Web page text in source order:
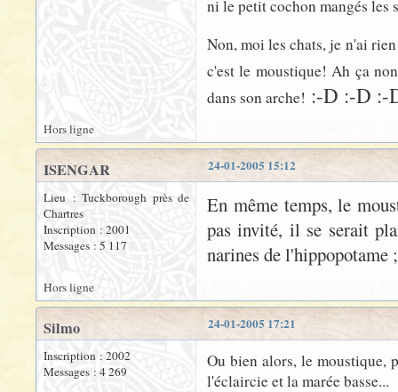
ni le petit cochon mangés les
Non, moi les chats, je n'ai
c'est le moustique! Ah ça
dans son arche! :-D :-D :-
Hors ligne
24-01-2005 15:12
ISENGAR
Lieu : Tuckborough près de
Chartres
Inscription : 2001
Messages : 5 117
En même temps, le
pas invité, il se serait
narines de l'hippopotame
Hors ligne
24-01-2005 17:21
Silmo
Inscription : 2002
Messages : 4 269
Ou bien alors, le moustique,
l'éclaircie et la marée basse...